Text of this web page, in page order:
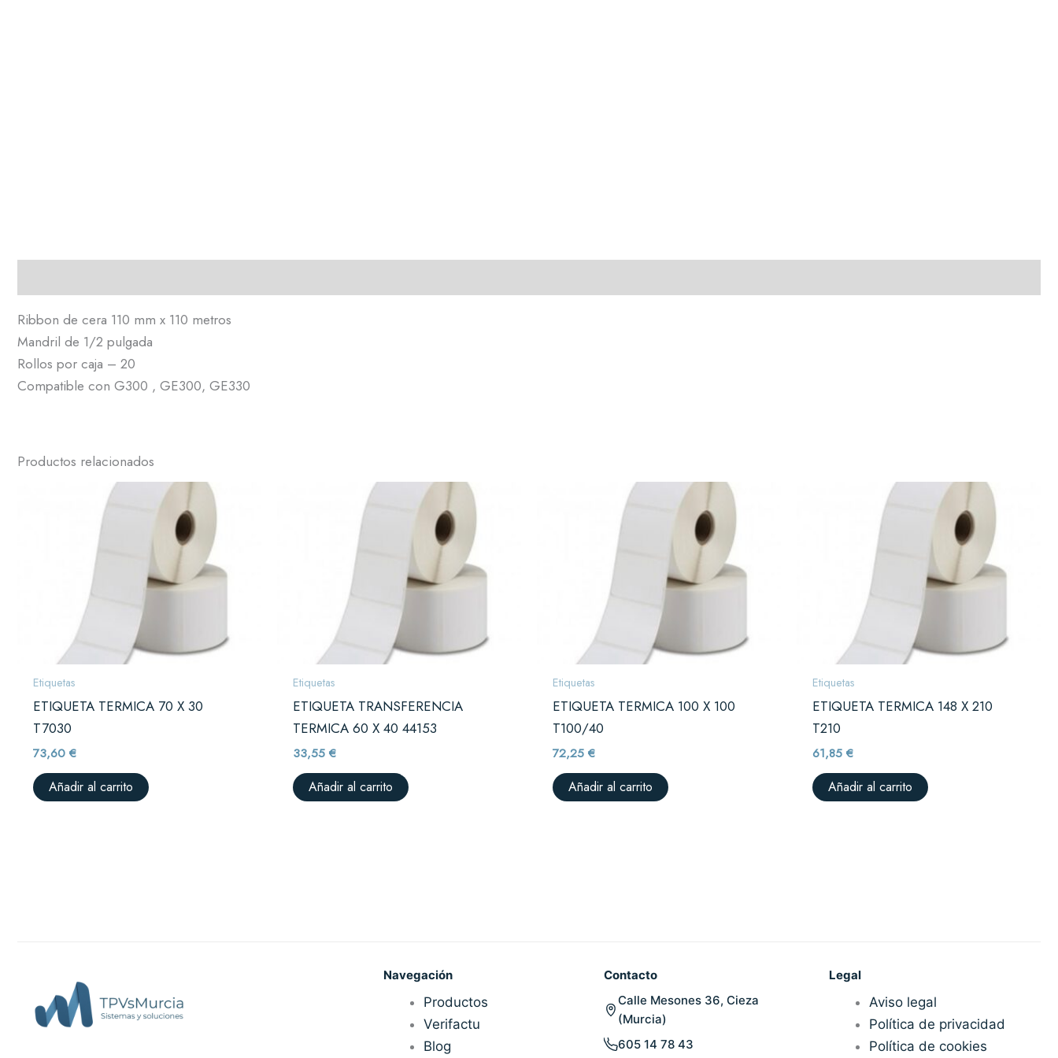
Ribbon de cera 110 mm x 110 metros
Mandril de 1/2 pulgada
Rollos por caja – 20
Compatible con G300 , GE300, GE330
Productos relacionados
Etiquetas
ETIQUETA TERMICA 70 X 30
T7030
73,60€
Añadir al carrito
Etiquetas
ETIQUETA TRANSFERENCIA
TERMICA 60 X 40 44153
33,55€
Añadir al carrito
Etiquetas
ETIQUETA TERMICA 100 X 100
T100/40
72,25€
Añadir al carrito
Etiquetas
ETIQUETA TERMICA 148 X 210
T210
61,85€
Añadir al carrito
Navegación
Productos
Verifactu
Blog
Contacto
Calle Mesones 36, Cieza
(Murcia)
605 14 78 43
Legal
Aviso legal
Política de privacidad
Política de cookies